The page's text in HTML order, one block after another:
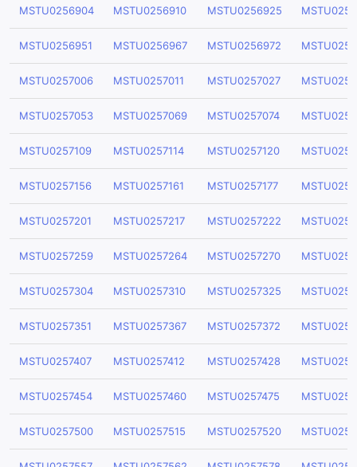
MSTU0256904 MSTU0256910 MSTU0256925
MSTU0256951 MSTU0256967 MSTU0256972
MSTU0257006 MSTU0257011 MSTU0257027
MSTU0257053 MSTU0257069 MSTU0257074
MSTU0257109 MSTU0257114 MSTU0257120
MSTU0257156 MSTU0257161 MSTU0257177
MSTU0257201 MSTU0257217 MSTU0257222
MSTU0257259 MSTU0257264 MSTU0257270
MSTU0257304 MSTU0257310 MSTU0257325
MSTU0257351 MSTU0257367 MSTU0257372
MSTU0257407 MSTU0257412 MSTU0257428
MSTU0257454 MSTU0257460 MSTU0257475
MSTU0257500 MSTU0257515 MSTU0257520